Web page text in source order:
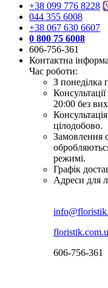
+38 099 776 8228
044 355 6008
+38 067 630 6607
0 800 75 6008
606-756-361
Контактна
Час роботи:
З понеділка
20:00 без
цілодобово.
Замовлення
режимі.
Графік
Адреси для
606-756-361